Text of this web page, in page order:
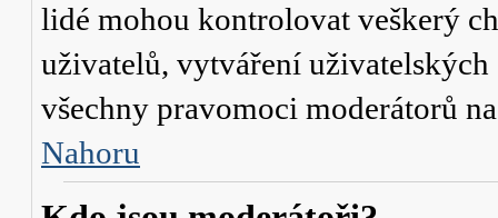
lidé mohou kontrolovat veškerý
uživatelů, vytváření
všechny pravomoci moderátorů
Nahoru